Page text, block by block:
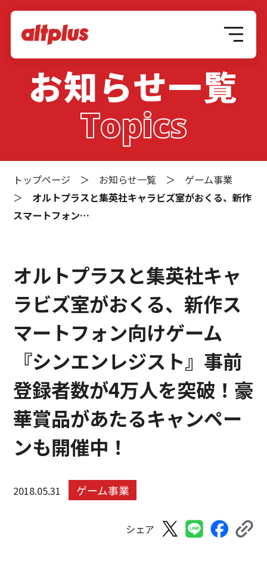
お知らせ一覧
Topics
トップページ ＞ お知らせ一覧 ＞ ゲーム事業
＞ オルトプラスと集英社キャラビズ室がおくる、新作
スマートフォン…
オルトプラスと集英社キャ
ラビズ室がおくる、新作ス
マートフォン向けゲーム
『シンエンレジスト』事前
登録者数が4万人を突破！豪
華賞品があたるキャンペー
ンも開催中！
2018.05.31 ゲーム事業
シェア